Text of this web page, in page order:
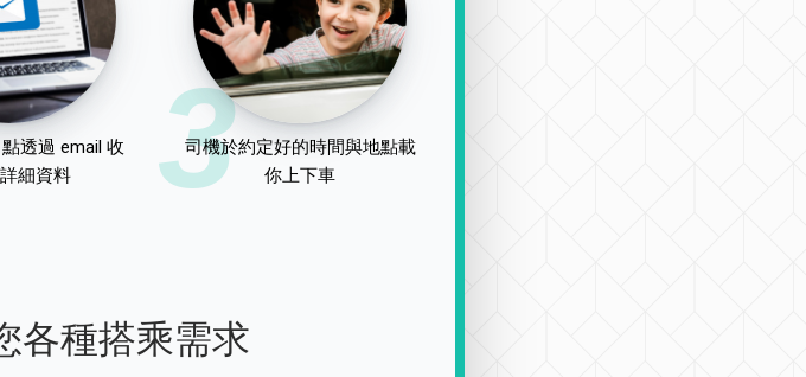
透過 email 收
細資料
3
司機於約定好的時間與地點載
你上下車
各種搭乘需求